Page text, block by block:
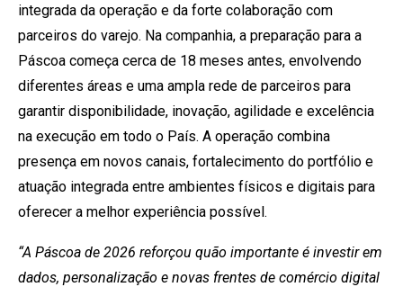
integrada da operação e da forte colaboração com
parceiros do varejo. Na companhia, a preparação para a
Páscoa começa cerca de 18 meses antes, envolvendo
diferentes áreas e uma ampla rede de parceiros para
garantir disponibilidade, inovação, agilidade e excelência
na execução em todo o País. A operação combina
presença em novos canais, fortalecimento do portfólio e
atuação integrada entre ambientes físicos e digitais para
oferecer a melhor experiência possível.
“A Páscoa de 2026 reforçou quão importante é investir em
dados, personalização e novas frentes de comércio digital